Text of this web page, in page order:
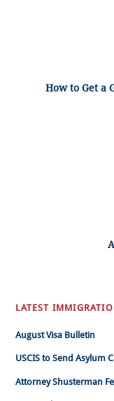
How to Get a
LATEST
August Visa Bulletin
USCIS to Send Asylum
Attorney Shusterman